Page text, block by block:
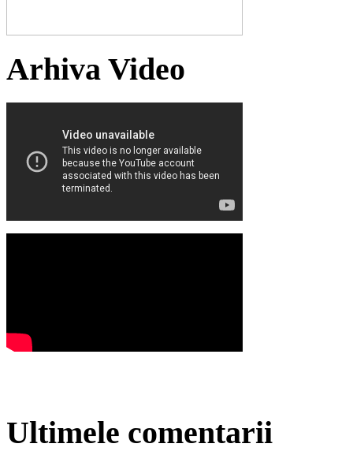
Arhiva Video
Ultimele comentarii